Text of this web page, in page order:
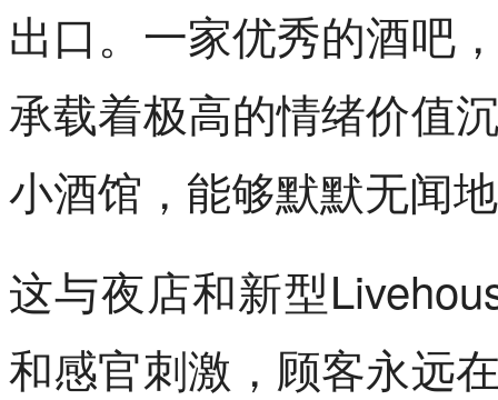
出口。一家优秀的酒吧
承载着极高的情绪价值
小酒馆，能够默默无闻
这与夜店和新型
和感官刺激，顾客永远